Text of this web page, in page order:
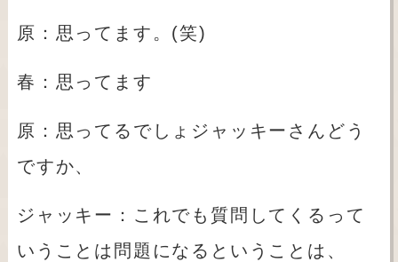
原：思ってます。(笑)
春：思ってます
原：思ってるでしょジャッキーさんどう
ですか、
ジャッキー：これでも質問してくるって
いうことは問題になるということは、